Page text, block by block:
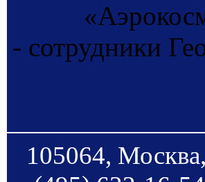
- сотрудники
105064,